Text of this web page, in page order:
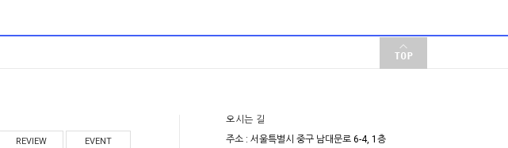
REVIEW EVENT
오시는 길
주소 : 서울특별시 중구 남대문로 6-4, 1층